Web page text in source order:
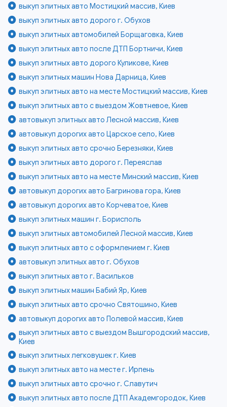
выкуп элитных авто Мостицкий массив, Киев
выкуп элитных авто дорого г. Обухов
выкуп элитных автомобилей Борщаговка, Киев
выкуп элитных авто после ДТП Бортничи, Киев
выкуп элитных авто дорого Куликове, Киев
выкуп элитных машин Нова Дарница, Киев
выкуп элитных авто на месте Мостицкий массив, Киев
выкуп элитных авто с выездом Жовтневое, Киев
автовыкуп элитных авто Лесной массив, Киев
автовыкуп дорогих авто Царское село, Киев
выкуп элитных авто срочно Березняки, Киев
выкуп элитных авто дорого г. Переяслав
выкуп элитных авто на месте Минский массив, Киев
автовыкуп дорогих авто Багринова гора, Киев
автовыкуп дорогих авто Корчеватое, Киев
выкуп элитных машин г. Борисполь
выкуп элитных автомобилей Лесной массив, Киев
выкуп элитных авто с оформлением г. Киев
автовыкуп элитных авто г. Обухов
выкуп элитных авто г. Васильков
выкуп элитных машин Бабий Яр, Киев
выкуп элитных авто срочно Святошино, Киев
автовыкуп дорогих авто Полевой массив, Киев
выкуп элитных авто с выездом Вышгородский массив,
Киев
выкуп элитных легковушек г. Киев
выкуп элитных авто на месте г. Ирпень
выкуп элитных авто срочно г. Славутич
выкуп элитных авто после ДТП Академгородок, Киев